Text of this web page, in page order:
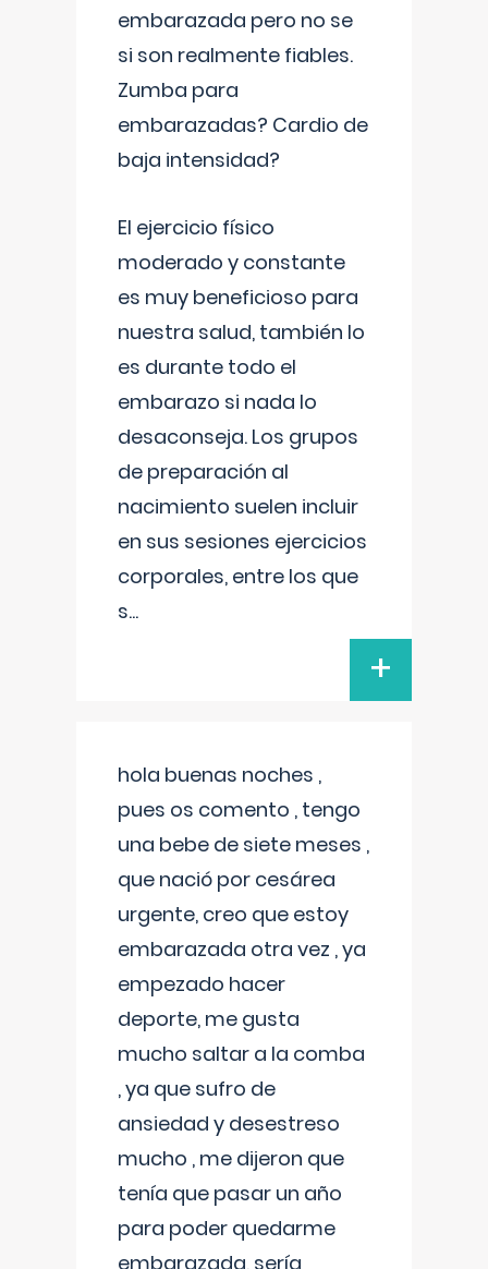
embarazada pero no se
si son realmente fiables.
Zumba para
embarazadas? Cardio de
baja intensidad?
El ejercicio físico
moderado y constante
es muy beneficioso para
nuestra salud, también lo
es durante todo el
embarazo si nada lo
desaconseja. Los grupos
de preparación al
nacimiento suelen incluir
en sus sesiones ejercicios
corporales, entre los que
s...
+
hola buenas noches ,
pues os comento , tengo
una bebe de siete meses ,
que nació por cesárea
urgente, creo que estoy
embarazada otra vez , ya
empezado hacer
deporte, me gusta
mucho saltar a la comba
, ya que sufro de
ansiedad y desestreso
mucho , me dijeron que
tenía que pasar un año
para poder quedarme
embarazada, sería